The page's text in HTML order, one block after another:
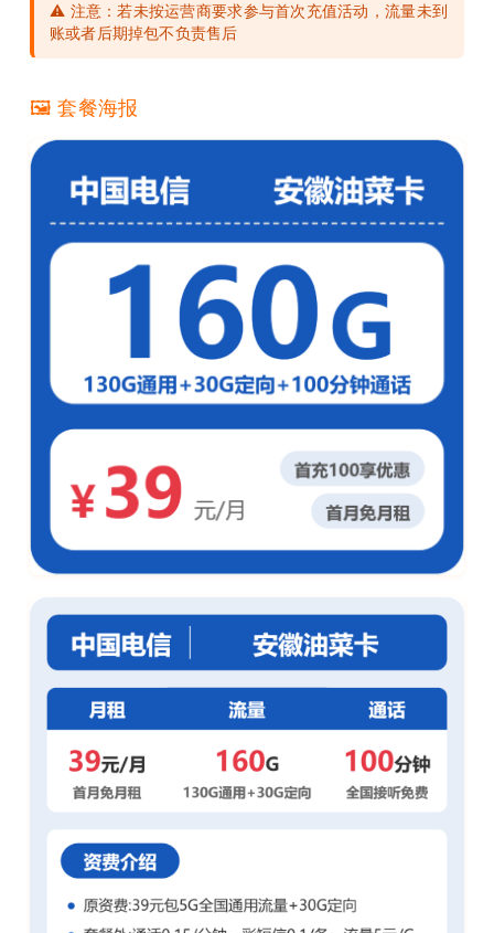
⚠️ 注意：若未按运营商要求参与首次充值活动，流量未到
账或者后期掉包不负责售后
🖼️ 套餐海报